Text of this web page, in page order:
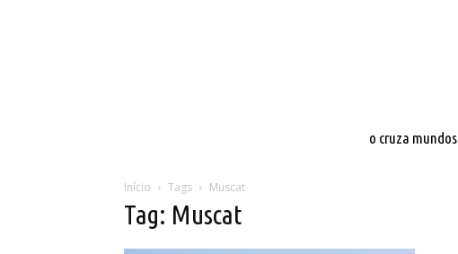
o cruza mundos
Início Tags Muscat
Tag: Muscat